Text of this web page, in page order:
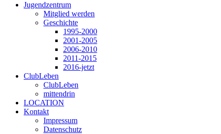
Jugendzentrum
Mitglied werden
Geschichte
1995-2000
2001-2005
2006-2010
2011-2015
2016-jetzt
ClubLeben
ClubLeben
mittendrin
LOCATION
Kontakt
Impressum
Datenschutz